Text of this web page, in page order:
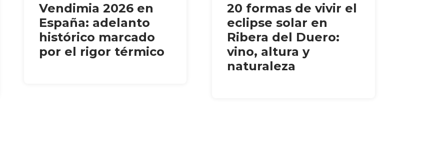
Vendimia 2026 en
España: adelanto
histórico marcado
por el rigor térmico
20 formas de vivir el
eclipse solar en
Ribera del Duero:
vino, altura y
naturaleza